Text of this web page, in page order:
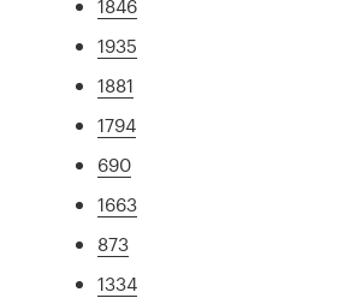
1846
1935
1881
1794
690
1663
873
1334